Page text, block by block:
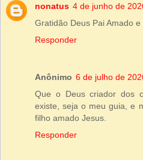
nonatus 4 de junho de
Gratidão Deus Pai Amado e
Responder
Anônimo 6 de julho de
Que o Deus criador dos
existe, seja o meu guia, e
filho amado Jesus.
Responder